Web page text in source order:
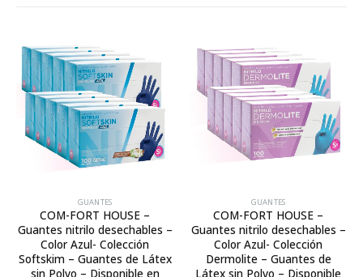
GUANTES
COM-FORT HOUSE –
Guantes nitrilo desechables –
Color Azul- Colección
Softskim – Guantes de Látex
sin Polvo – Disponible en
GUANTES
COM-FORT HOUSE –
Guantes nitrilo desechables –
Color Azul- Colección
Dermolite – Guantes de
Látex sin Polvo – Disponible